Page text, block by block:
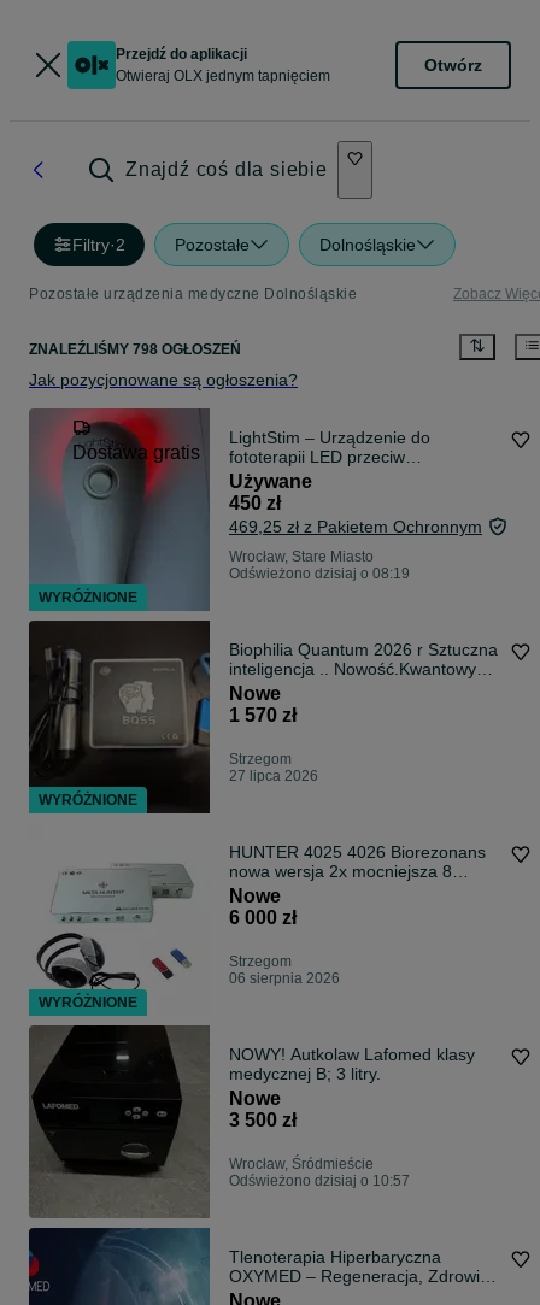
Przejdź do aplikacji
Otwieraj OLX jednym tapnięciem
Otwórz
Znajdź coś dla siebie
Filtry·2 Pozostałe Dolnośląskie
Pozostałe urządzenia medyczne Dolnośląskie Zobacz
ZNALEŹLIŚMY 798 OGŁOSZEŃ
Jak pozycjonowane są ogłoszenia?
Dostawa gratis
LightStim – Urządzenie do
fototerapii LED przeciw
zmarszczkom (Stan idealny / Jak
nowe)
Używane
450 zł
469,25 zł z Pakietem Ochronnym
Wrocław, Stare Miasto
Odświeżono dzisiaj o 08:19
Biophilia Quantum 2026 r Sztuczna
inteligencja .. Nowość.Kwantowy
Analizator zdrowia.
Nowe
1 570 zł
Strzegom
27 lipca 2026
HUNTER 4025 4026 Biorezonans
nowa wersja 2x mocniejsza 8
czujników
Nowe
6 000 zł
Strzegom
06 sierpnia 2026
NOWY! Autkolaw Lafomed klasy
medycznej B; 3 litry.
Nowe
3 500 zł
Wrocław, Śródmieście
Odświeżono dzisiaj o 10:57
Tlenoterapia Hiperbaryczna
OXYMED – Regeneracja, Zdrowie i
Energia
WYRÓŻNIONE
WYRÓŻNIONE
WYRÓŻNIONE